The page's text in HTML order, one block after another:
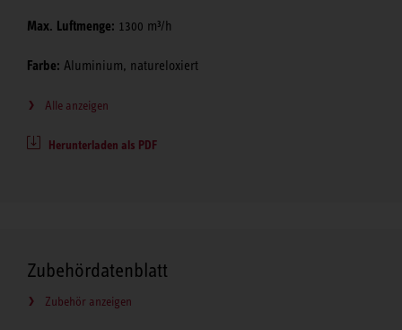
Max. Luftmenge: 1300 m³/h
Farbe: Aluminium, natureloxiert
Alle anzeigen
Herunterladen als PDF
Zubehördatenblatt
Zubehör anzeigen